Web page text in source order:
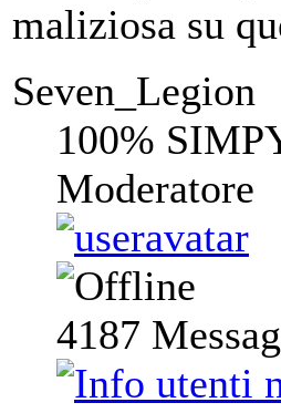
maliziosa su
Seven_Legion
100%
Moderatore
4187